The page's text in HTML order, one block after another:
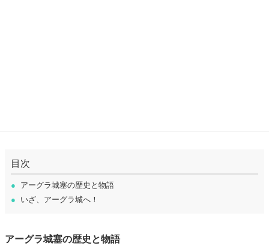
目次
●
アーグラ城塞の歴史と物語
●
いざ、アーグラ城へ！
アーグラ城塞の歴史と物語